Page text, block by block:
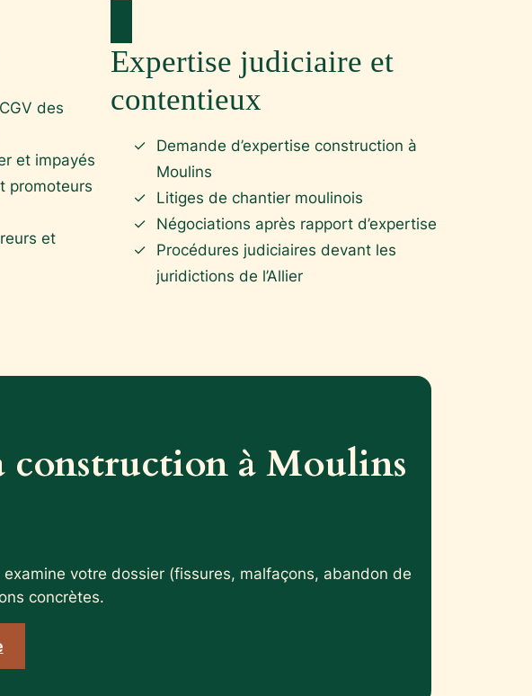
des
et impayés
promoteurs
et
Expertise judiciaire et
contentieux
Demande d’expertise construction à
Moulins
Litiges de chantier moulinois
Négociations après rapport d’expertise
Procédures judiciaires devant les
juridictions de l’Allier
construction à Moulins
votre dossier (fissures, malfaçons, abandon de
concrètes.